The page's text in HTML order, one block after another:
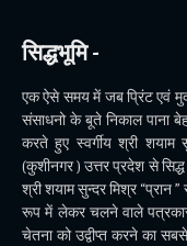
सिद्धभूमि -
एक ऐसे समय में जब प्रिंट एवं
संसाधनो के बूते निकाल पाना
करते हुए स्वर्गीय श्री शयाम
(कुशीनगर ) उत्तर प्रदेश से सिद्ध
श्री शयाम सुन्दर मिश्र “प्रान
रूप में लेकर चलने वाले पत्रकार
चेतना को उद्वीप्त करने का